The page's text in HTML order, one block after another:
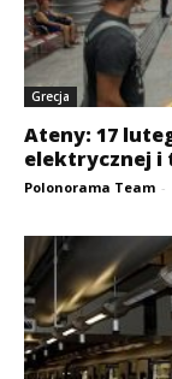
Grecja
Ateny: 17
elektrycznej i
Polonorama Team -